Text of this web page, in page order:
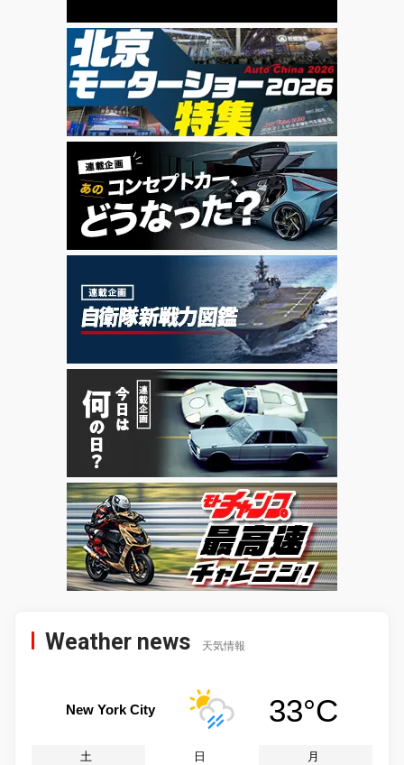
Weather news 天気情報
New York City 33°C
土 日 月